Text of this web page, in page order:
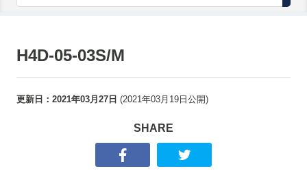
H4D-05-03S/M
更新日： 2021年03月27日 (2021年03月19日 公開)
SHARE